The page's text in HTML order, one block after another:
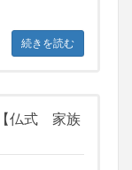
続きを読む
仏式 家族